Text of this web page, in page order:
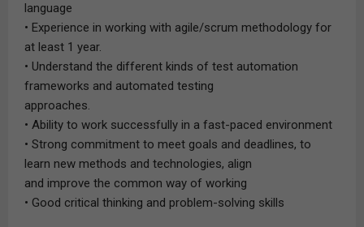
language
• Experience in working with agile/scrum methodology for
at least 1 year.
• Understand the different kinds of test automation
frameworks and automated testing
approaches.
• Ability to work successfully in a fast-paced environment
• Strong commitment to meet goals and deadlines, to
learn new methods and technologies, align
and improve the common way of working
• Good critical thinking and problem-solving skills